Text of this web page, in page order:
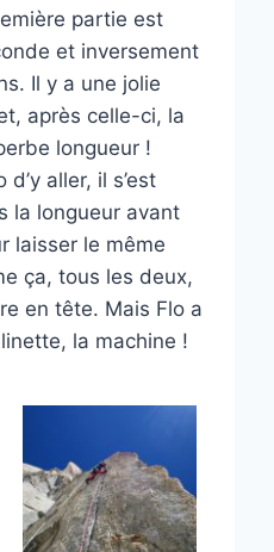
partie est
et inversement
Il y a une jolie
après celle-ci, la
longueur !
aller, il s’est
la longueur avant
laisser le même
ça, tous les deux,
en tête. Mais Flo a
la machine !